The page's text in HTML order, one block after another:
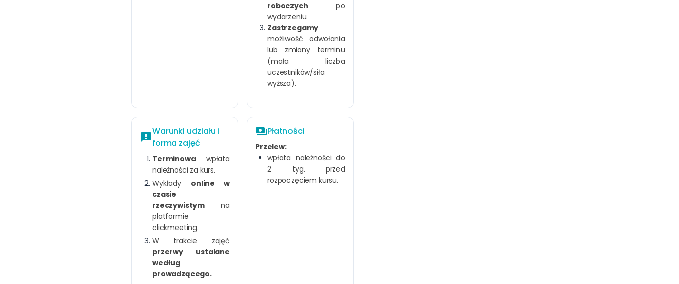
roboczychpo
wydarzeniu.
Zastrzegamy
możliwość odwołania
lub zmiany terminu
(mała liczba
uczestników/siła
wyższa).
announcement
Warunki udziału i
forma zajęć
Terminowawpłata
należności za kurs.
Wykłady online w
czasie
rzeczywistymna
platformie
clickmeeting.
W trakcie zajęć
przerwy ustalane
według
prowadzącego.
paymentsPłatności
Przelew:
wpłata należności do
2 tyg. przed
rozpoczęciem kursu.